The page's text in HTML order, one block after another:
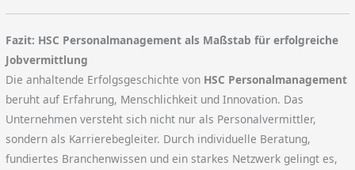
Fazit: HSC Personalmanagement als Maßstab für erfolgreiche
Jobvermittlung
Die anhaltende Erfolgsgeschichte von HSC Personalmanagement
beruht auf Erfahrung, Menschlichkeit und Innovation. Das
Unternehmen versteht sich nicht nur als Personalvermittler,
sondern als Karrierebegleiter. Durch individuelle Beratung,
fundiertes Branchenwissen und ein starkes Netzwerk gelingt es,